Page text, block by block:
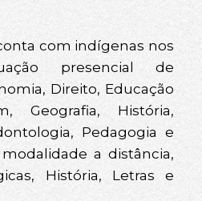
com indígenas nos
presencial de
Direito, Educação
Geografia, História,
Pedagogia e
a distância,
História, Letras e